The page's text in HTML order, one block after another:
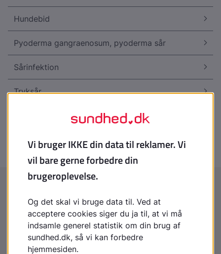
Hundebid
Pyoderma gangraenosum, pyoderma sår
Sårinfektion
Tryksår
Tryksår, forebyggelse